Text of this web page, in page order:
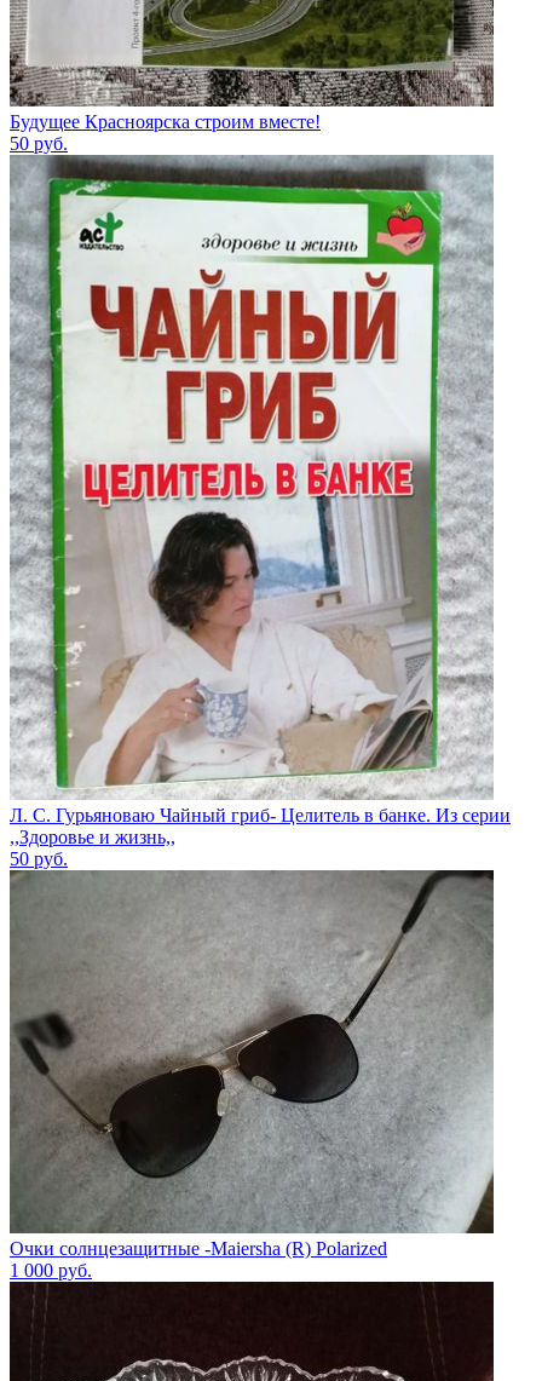
Будущее Красноярска строим вместе!
50 руб.
Л. С. Гурьяноваю Чайный гриб- Целитель в банке. Из серии
,,Здоровье и жизнь,,
50 руб.
Очки солнцезащитные -Maiersha (R) Polarized
1 000 руб.